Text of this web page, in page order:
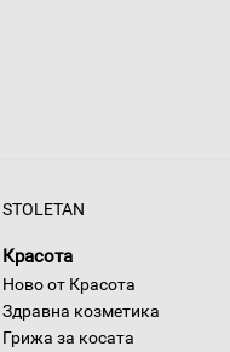
STOLETAN
Красота
Ново от Красота
Здравна козметика
Грижа за косата